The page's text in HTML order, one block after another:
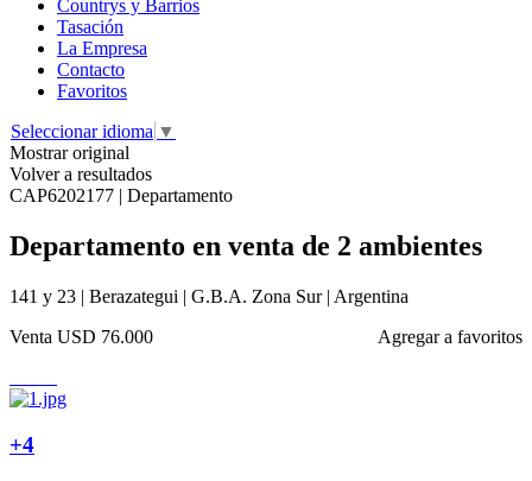
Countrys y Barrios
Tasación
La Empresa
Contacto
Favoritos
Seleccionar idioma ▼
Mostrar original
Volver a resultados
CAP6202177 | Departamento
Departamento en venta de 2 ambientes
141 y 23 | Berazategui | G.B.A. Zona Sur | Argentina
Agregar a favoritos
Venta USD 76.000
+4